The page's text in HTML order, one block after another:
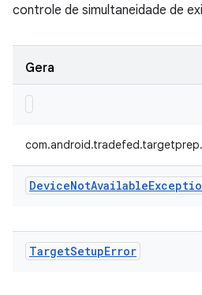
controle de simultaneidade de
Gera
DeviceNotAvailable
TargetSetupError